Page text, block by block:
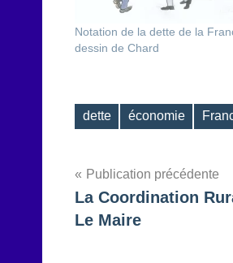
Notation de la dette de la
dessin de Chard
Étiquettes
dette économie
Navigation
de
Publication précédente
La Coordination
Le Maire